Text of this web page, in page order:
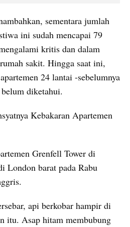
sementara jumlah
ini sudah mencapai 79
kritis dan dalam
sakit. Hingga saat ini,
24 lantai -sebelumnya
diketahui.
Kebakaran Apartemen
Grenfell Tower di
London barat pada Rabu
api berkobar hampir di
itu. Asap hitam membubung